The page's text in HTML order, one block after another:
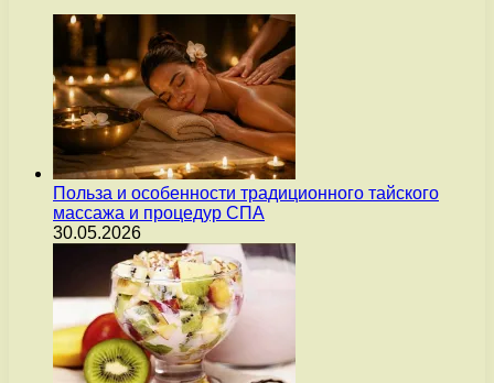
Польза и особенности традиционного тайского
массажа и процедур СПА
30.05.2026